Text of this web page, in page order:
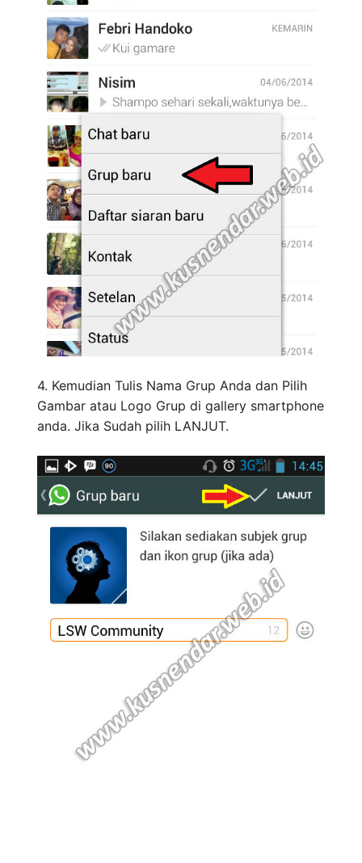
4. Kemudian Tulis Nama Grup Anda dan Pilih
Gambar atau Logo Grup di gallery smartphone
anda. Jika Sudah pilih LANJUT.